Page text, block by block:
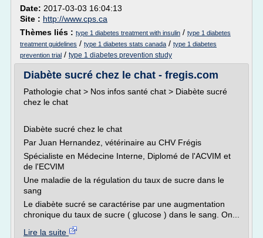
Date: 2017-03-03 16:04:13
Site : http://www.cps.ca
Thèmes liés : type 1 diabetes treatment with insulin / type 1 diabetes
treatment guidelines / type 1 diabetes stats canada / type 1 diabetes
prevention trial / type 1 diabetes prevention study
Diabète sucré chez le chat - fregis.com
Pathologie chat > Nos infos santé chat > Diabète sucré
chez le chat
Diabète sucré chez le chat
Par Juan Hernandez, vétérinaire au CHV Frégis
Spécialiste en Médecine Interne, Diplomé de l'ACVIM et
de l'ECVIM
Une maladie de la régulation du taux de sucre dans le
sang
Le diabète sucré se caractérise par une augmentation
chronique du taux de sucre ( glucose ) dans le sang. On...
Lire la suite